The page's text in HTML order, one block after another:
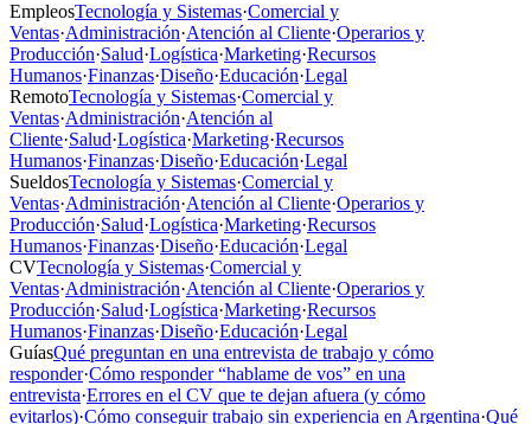
EmpleosTecnología y Sistemas·Comercial y
Ventas·Administración·Atención al Cliente·Operarios y
Producción·Salud·Logística·Marketing·Recursos
Humanos·Finanzas·Diseño·Educación·Legal
RemotoTecnología y Sistemas·Comercial y
Ventas·Administración·Atención al
Cliente·Salud·Logística·Marketing·Recursos
Humanos·Finanzas·Diseño·Educación·Legal
SueldosTecnología y Sistemas·Comercial y
Ventas·Administración·Atención al Cliente·Operarios y
Producción·Salud·Logística·Marketing·Recursos
Humanos·Finanzas·Diseño·Educación·Legal
CVTecnología y Sistemas·Comercial y
Ventas·Administración·Atención al Cliente·Operarios y
Producción·Salud·Logística·Marketing·Recursos
Humanos·Finanzas·Diseño·Educación·Legal
GuíasQué preguntan en una entrevista de trabajo y cómo
responder·Cómo responder “hablame de vos” en una
entrevista·Errores en el CV que te dejan afuera (y cómo
evitarlos)·Cómo conseguir trabajo sin experiencia en Argentina·Qué